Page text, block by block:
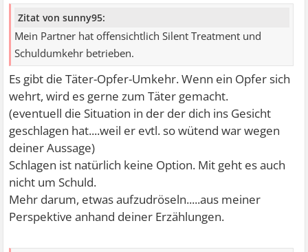
Zitat von sunny95:
Mein Partner hat offensichtlich Silent Treatment und
Schuldumkehr betrieben.
Es gibt die Täter-Opfer-Umkehr. Wenn ein Opfer sich
wehrt, wird es gerne zum Täter gemacht.
(eventuell die Situation in der der dich ins Gesicht
geschlagen hat....weil er evtl. so wütend war wegen
deiner Aussage)
Schlagen ist natürlich keine Option. Mit geht es auch
nicht um Schuld.
Mehr darum, etwas aufzudröseln.....aus meiner
Perspektive anhand deiner Erzählungen.